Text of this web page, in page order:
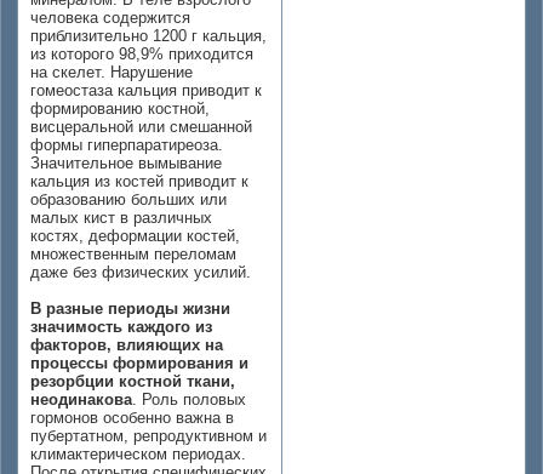
человека содержится
приблизительно 1200 г кальция,
из которого 98,9% приходится
на скелет. Нарушение
гомеостаза кальция приводит к
формированию костной,
висцеральной или смешанной
формы гиперпаратиреоза.
Значительное вымывание
кальция из костей приводит к
образованию больших или
малых кист в различных
костях, деформации костей,
множественным переломам
даже без физических усилий.
В разные периоды жизни
значимость каждого из
факторов, влияющих на
процессы формирования и
резорбции костной ткани,
неодинакова. Роль половых
гормонов особенно важна в
пубертатном, репродуктивном и
климактерическом периодах.